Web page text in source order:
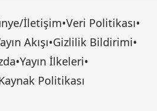
İletişim•Veri Politikası•
Akışı•Gizlilik Bildirimi•
•Yayın İlkeleri•
Politikası